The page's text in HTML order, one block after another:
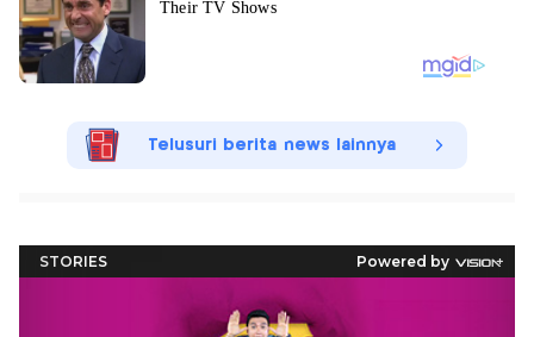
Telusuri berita news lainnya